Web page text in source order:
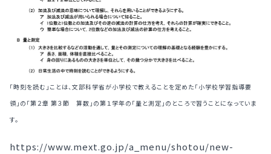
「時刻を読む」ことは、文部科学省が小学校で教えることを定めた「小学校学習指導要
領」の「第２章 第３節 算数」の第１学年の「量と測定」のところで習うことになっていま
す。
https://www.mext.go.jp/a_menu/shotou/new-